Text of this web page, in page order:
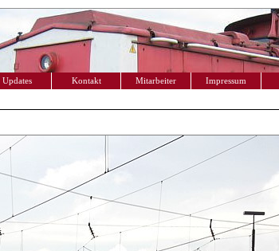
Updates Kontakt Mitarbeiter Impressum